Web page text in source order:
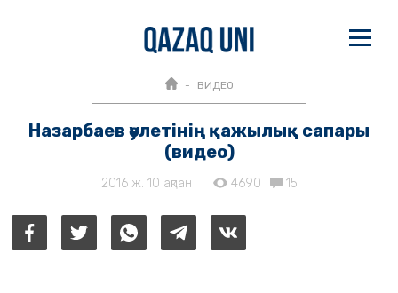
ВИДЕО
Назарбаев әулетінің қажылық сапары
(видео)
2016 ж. 10 ақпан 4690 15